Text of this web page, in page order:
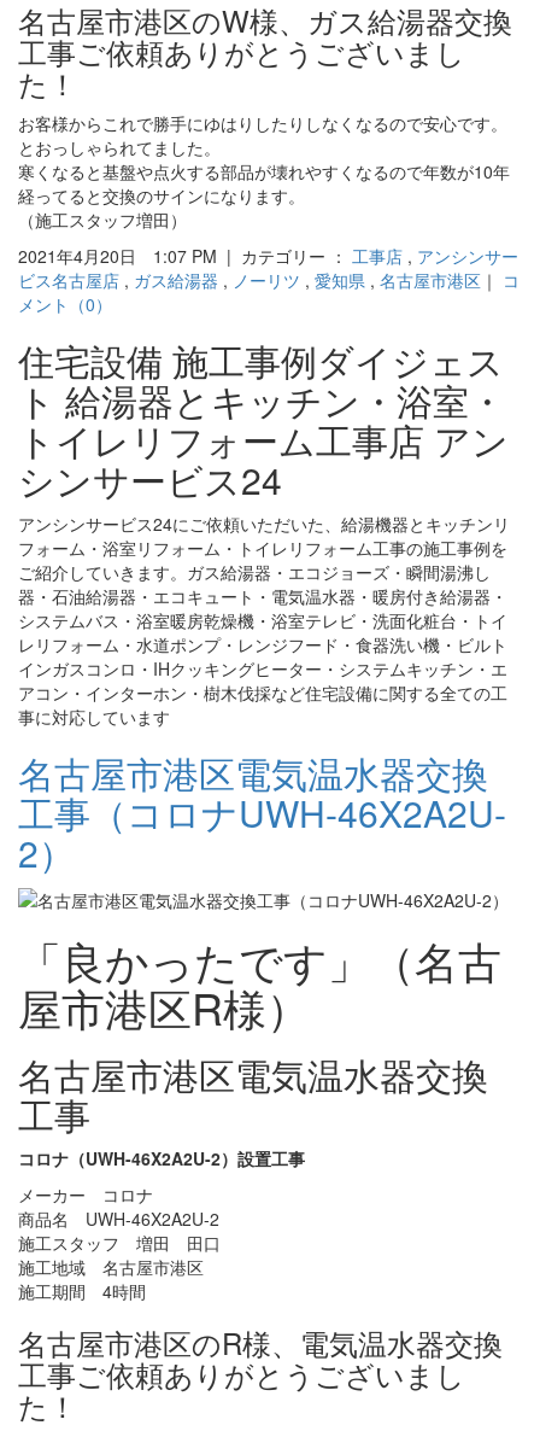
名古屋市港区のW様、ガス給湯器交換
工事ご依頼ありがとうございまし
た！
お客様からこれで勝手にゆはりしたりしなくなるので安心です。
とおっしゃられてました。
寒くなると基盤や点火する部品が壊れやすくなるので年数が10年
経ってると交換のサインになります。
（施工スタッフ増田）
2021年4月20日 1:07 PM | カテゴリー ： 工事店 , アンシンサー
ビス名古屋店 , ガス給湯器 , ノーリツ , 愛知県 , 名古屋市港区 ｜ コ
メント（0）
住宅設備 施工事例ダイジェス
ト 給湯器とキッチン・浴室・
トイレリフォーム工事店 アン
シンサービス24
アンシンサービス24にご依頼いただいた、給湯機器とキッチンリ
フォーム・浴室リフォーム・トイレリフォーム工事の施工事例を
ご紹介していきます。ガス給湯器・エコジョーズ・瞬間湯沸し
器・石油給湯器・エコキュート・電気温水器・暖房付き給湯器・
システムバス・浴室暖房乾燥機・浴室テレビ・洗面化粧台・トイ
レリフォーム・水道ポンプ・レンジフード・食器洗い機・ビルト
インガスコンロ・IHクッキングヒーター・システムキッチン・エ
アコン・インターホン・樹木伐採など住宅設備に関する全ての工
事に対応しています
名古屋市港区電気温水器交換
工事（コロナUWH-46X2A2U-
2）
「良かったです」（名古
屋市港区R様）
名古屋市港区電気温水器交換
工事
コロナ（UWH-46X2A2U-2）設置工事
メーカー コロナ
商品名 UWH-46X2A2U-2
施工スタッフ 増田 田口
施工地域 名古屋市港区
施工期間 4時間
名古屋市港区のR様、電気温水器交換
工事ご依頼ありがとうございまし
た！